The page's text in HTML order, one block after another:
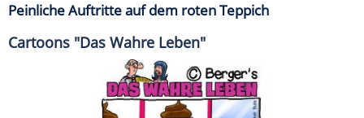
Peinliche Auftritte auf dem roten Teppich
Cartoons "Das Wahre Leben"